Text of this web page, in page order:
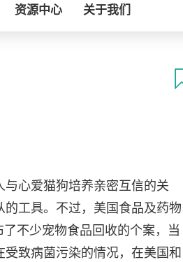
资源中心 关于我们
心爱猫狗培养亲密互信的关
工具。不过，美国食品及药物
不少宠物食品回收的个案，当
致病菌污染的情况，在美国和